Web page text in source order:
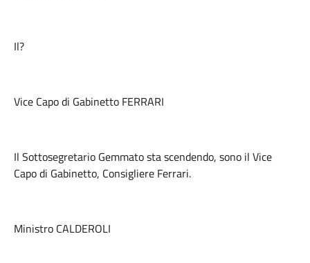
Il?
Vice Capo di Gabinetto FERRARI
Il Sottosegretario Gemmato sta scendendo, sono il Vice
Capo di Gabinetto, Consigliere Ferrari.
Ministro CALDEROLI